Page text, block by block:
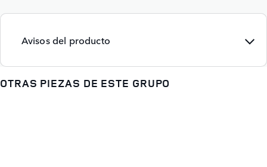
Avisos del producto
OTRAS PIEZAS DE ESTE GRUPO